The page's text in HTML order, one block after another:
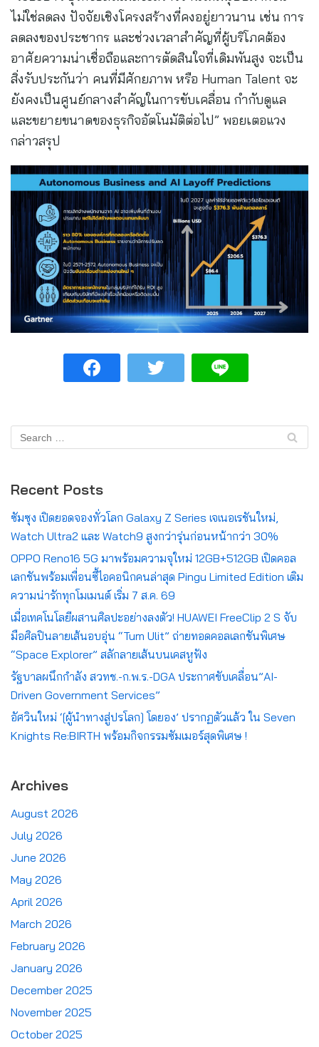
ไม่ใช่ลดลง ปัจจัยเชิงโครงสร้างที่คงอยู่ยาวนาน เช่น การ
ลดลงของประชากร และช่วงเวลาสำคัญที่ผู้บริโภคต้อง
อาศัยความน่าเชื่อถือและการตัดสินใจที่เดิมพันสูง จะเป็น
สิ่งรับประกันว่า คนที่มีศักยภาพ หรือ Human Talent จะ
ยังคงเป็นศูนย์กลางสำคัญในการขับเคลื่อน กำกับดูแล
และขยายขนาดของธุรกิจอัตโนมัติต่อไป” พอยเตอแวง
กล่าวสรุป
Recent Posts
ซัมซุง เปิดยอดจองทั่วโลก Galaxy Z Series เจเนอเรชันใหม่,
Watch Ultra2 และ Watch9 สูงกว่ารุ่นก่อนหน้ากว่า 30%
OPPO Reno16 5G มาพร้อมความจุใหม่ 12GB+512GB เปิดคอล
เลกชันพร้อมเพื่อนซี้ไอคอนิกคนล่าสุด Pingu Limited Edition เติม
ความน่ารักทุกโมเมนต์ เริ่ม 7 ส.ค. 69
เมื่อเทคโนโลยีผสานศิลปะอย่างลงตัว! HUAWEI FreeClip 2 S จับ
มือศิลปินลายเส้นอบอุ่น “Tum Ulit” ถ่ายทอดคอลเลกชันพิเศษ
“Space Explorer” สลักลายเส้นบนเคสหูฟัง
รัฐบาลผนึกกำลัง สวทช.-ก.พ.ร.-DGA ประกาศขับเคลื่อน”AI-
Driven Government Services”
อัศวินใหม่ ‘[ผู้นำทางสู่ปรโลก] โดยอง’ ปรากฏตัวแล้ว ใน Seven
Knights Re:BIRTH พร้อมกิจกรรมซัมเมอร์สุดพิเศษ !
Archives
August 2026
July 2026
June 2026
May 2026
April 2026
March 2026
February 2026
January 2026
December 2025
November 2025
October 2025